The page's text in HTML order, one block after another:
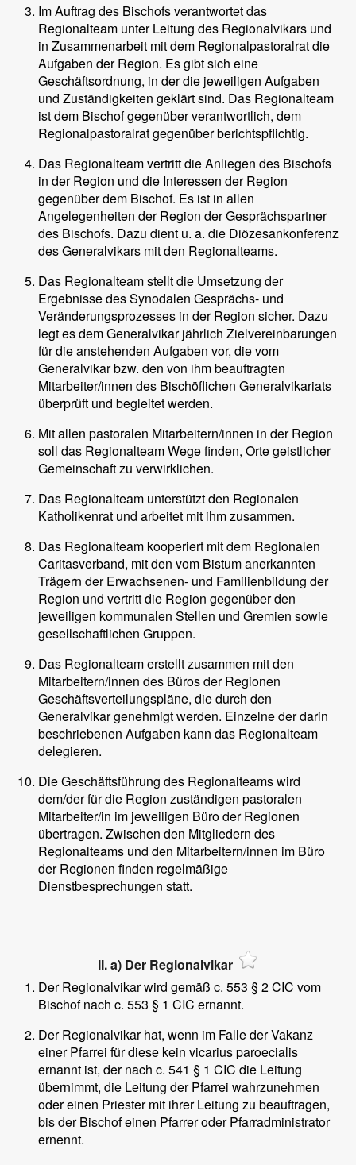
Im Auftrag des Bischofs verantwortet das
Regionalteam unter Leitung des Regionalvikars und
in Zusammenarbeit mit dem Regionalpastoralrat die
Aufgaben der Region. Es gibt sich eine
Geschäftsordnung, in der die jeweiligen Aufgaben
und Zuständigkeiten geklärt sind. Das Regionalteam
ist dem Bischof gegenüber verantwortlich, dem
Regionalpastoralrat gegenüber berichtspflichtig.
Das Regionalteam vertritt die Anliegen des Bischofs
in der Region und die Interessen der Region
gegenüber dem Bischof. Es ist in allen
Angelegenheiten der Region der Gesprächspartner
des Bischofs. Dazu dient u. a. die Diözesankonferenz
des Generalvikars mit den Regionalteams.
Das Regionalteam stellt die Umsetzung der
Ergebnisse des Synodalen Gesprächs- und
Veränderungsprozesses in der Region sicher. Dazu
legt es dem Generalvikar jährlich Zielvereinbarungen
für die anstehenden Aufgaben vor, die vom
Generalvikar bzw. den von ihm beauftragten
Mitarbeiter/innen des Bischöflichen Generalvikariats
überprüft und begleitet werden.
Mit allen pastoralen Mitarbeitern/innen in der Region
soll das Regionalteam Wege finden, Orte geistlicher
Gemeinschaft zu verwirklichen.
Das Regionalteam unterstützt den Regionalen
Katholikenrat und arbeitet mit ihm zusammen.
Das Regionalteam kooperiert mit dem Regionalen
Caritasverband, mit den vom Bistum anerkannten
Trägern der Erwachsenen- und Familienbildung der
Region und vertritt die Region gegenüber den
jeweiligen kommunalen Stellen und Gremien sowie
gesellschaftlichen Gruppen.
Das Regionalteam erstellt zusammen mit den
Mitarbeitern/innen des Büros der Regionen
Geschäftsverteilungspläne, die durch den
Generalvikar genehmigt werden. Einzelne der darin
beschriebenen Aufgaben kann das Regionalteam
delegieren.
Die Geschäftsführung des Regionalteams wird
dem/der für die Region zuständigen pastoralen
Mitarbeiter/in im jeweiligen Büro der Regionen
übertragen. Zwischen den Mitgliedern des
Regionalteams und den Mitarbeitern/innen im Büro
der Regionen finden regelmäßige
Dienstbesprechungen statt.
II. a) Der Regionalvikar
Der Regionalvikar wird gemäß c. 553 § 2 CIC vom
Bischof nach c. 553 § 1 CIC ernannt.
Der Regionalvikar hat, wenn im Falle der Vakanz
einer Pfarrei für diese kein vicarius paroecialis
ernannt ist, der nach c. 541 § 1 CIC die Leitung
übernimmt, die Leitung der Pfarrei wahrzunehmen
oder einen Priester mit ihrer Leitung zu beauftragen,
bis der Bischof einen Pfarrer oder Pfarradministrator
ernennt.